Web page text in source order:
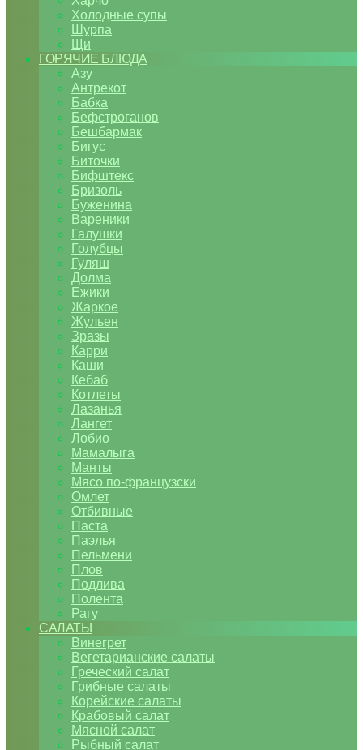
Холодные супы
Шурпа
Щи
ГОРЯЧИЕ БЛЮДА
Азу
Антрекот
Бабка
Бефстроганов
Бешбармак
Бигус
Биточки
Бифштекс
Бризоль
Буженина
Вареники
Галушки
Голубцы
Гуляш
Долма
Ежики
Жаркое
Жульен
Зразы
Карри
Каши
Кебаб
Котлеты
Лазанья
Лангет
Лобио
Мамалыга
Манты
Мясо по-французски
Омлет
Отбивные
Паста
Паэлья
Пельмени
Плов
Подлива
Полента
Рагу
САЛАТЫ
Винегрет
Вегетарианские салаты
Греческий салат
Грибные салаты
Корейские салаты
Крабовый салат
Мясной салат
Рыбный салат